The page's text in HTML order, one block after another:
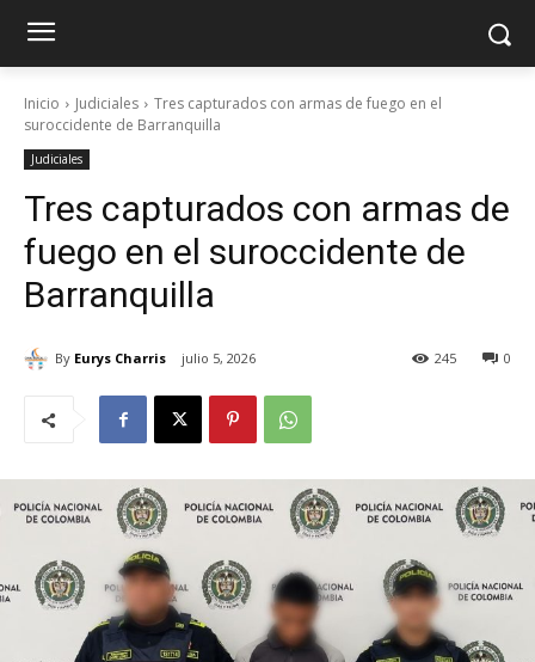
Inicio Judiciales
Tres capturados con armas de fuego en el
suroccidente de Barranquilla
Judiciales
Tres capturados con armas de
fuego en el suroccidente de
Barranquilla
By Eurys Charris julio 5, 2026 0
245